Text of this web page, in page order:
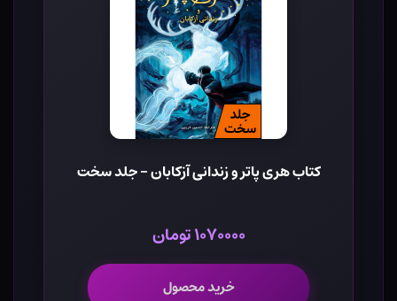
کتاب هری پاتر و زندانی آزکابان - جلد سخت
۱۰۷۰۰۰۰ تومان
خرید محصول